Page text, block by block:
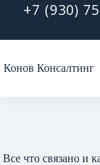
Перейти+7 (930)
Конов Консалтинг
Все что связано и